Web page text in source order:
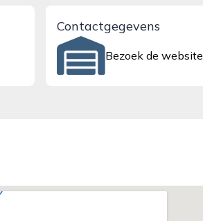
Contactgegevens
Bezoek de website